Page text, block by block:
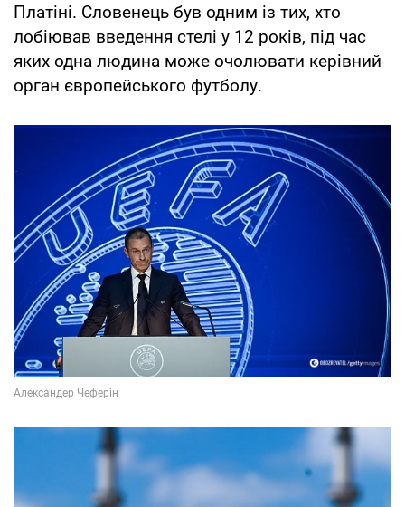
Платіні. Словенець був одним із тих, хто
лобіював введення стелі у 12 років, під час
яких одна людина може очолювати керівний
орган європейського футболу.